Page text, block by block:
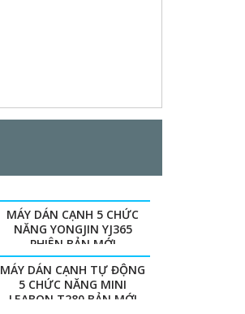
MÁY DÁN CẠNH 5 CHỨC
NĂNG YONGJIN YJ365
PHIÊN BẢN MỚI
MÁY DÁN CẠNH TỰ ĐỘNG
5 CHỨC NĂNG MINI
LEABON T280 BẢN MỚI